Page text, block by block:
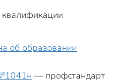
об образовании
— профстандарт